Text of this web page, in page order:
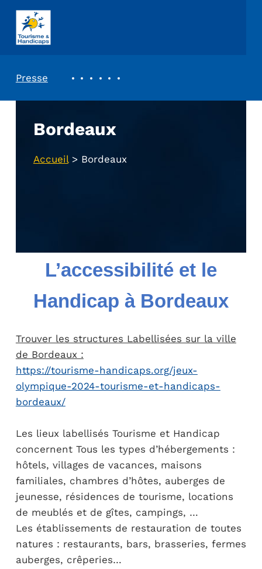
ASSOCIATION TOURISME ET HANDICAPS
Presse
Bordeaux
Accueil> Bordeaux
L’accessibilité et le
Handicap à Bordeaux
Trouver les structures Labellisées sur la ville
de Bordeaux :
https://tourisme-handicaps.org/jeux-
olympique-2024-tourisme-et-handicaps-
bordeaux/
Les lieux labellisés Tourisme et Handicap
concernent Tous les types d’hébergements :
hôtels, villages de vacances, maisons
familiales, chambres d’hôtes, auberges de
jeunesse, résidences de tourisme, locations
de meublés et de gîtes, campings, …
Les établissements de restauration de toutes
natures : restaurants, bars, brasseries, fermes
auberges, crêperies…